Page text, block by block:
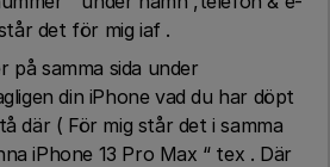
det för mig iaf .
på samma sida under
din iPhone vad du har döpt
där ( För mig står det i samma
iPhone 13 Pro Max “ tex . Där